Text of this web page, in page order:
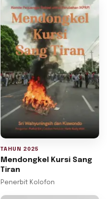
TAHUN 2025
Mendongkel Kursi Sang
Tiran
Penerbit Kolofon